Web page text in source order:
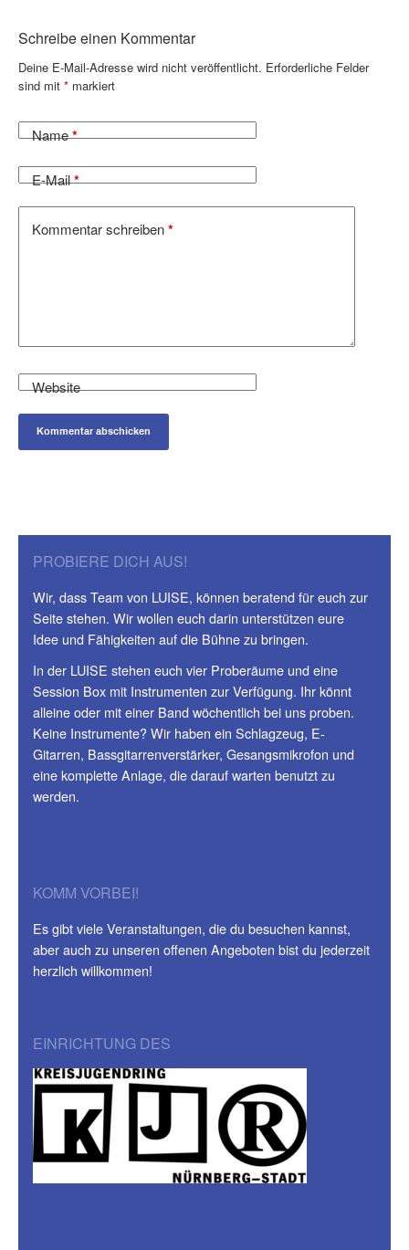
Schreibe einen Kommentar
Deine E-Mail-Adresse wird nicht veröffentlicht. Erforderliche Felder
sind mit * markiert
Name*
E-Mail*
Kommentar schreiben*
Website
Kommentar abschicken
PROBIERE DICH AUS!
Wir, dass Team von LUISE, können beratend für euch zur
Seite stehen. Wir wollen euch darin unterstützen eure
Idee und Fähigkeiten auf die Bühne zu bringen.
In der LUISE stehen euch vier Proberäume und eine
Session Box mit Instrumenten zur Verfügung. Ihr könnt
alleine oder mit einer Band wöchentlich bei uns proben.
Keine Instrumente? Wir haben ein Schlagzeug, E-
Gitarren, Bassgitarrenverstärker, Gesangsmikrofon und
eine komplette Anlage, die darauf warten benutzt zu
werden.
KOMM VORBEI!
Es gibt viele Veranstaltungen, die du besuchen kannst,
aber auch zu unseren offenen Angeboten bist du jederzeit
herzlich willkommen!
EINRICHTUNG DES